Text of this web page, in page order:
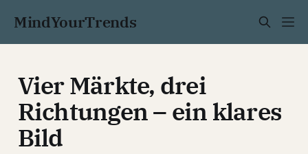
MindYourTrends
Vier Märkte, drei
Richtungen – ein klares
Bild